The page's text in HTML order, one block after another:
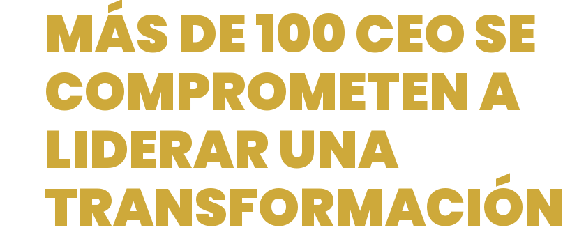
MÁS DE 100 CEO SE
COMPROMETEN A
LIDERAR UNA
TRANSFORMACIÓN